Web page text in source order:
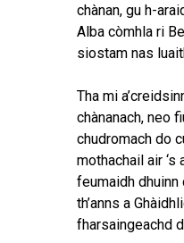
chànan, gu h-
Alba còmhla ri
siostam nas
Tha mi
chànanach, neo
chudromach do
mothachail air ‘s
feumaidh dhuinn
th’anns a
fharsaingeachd